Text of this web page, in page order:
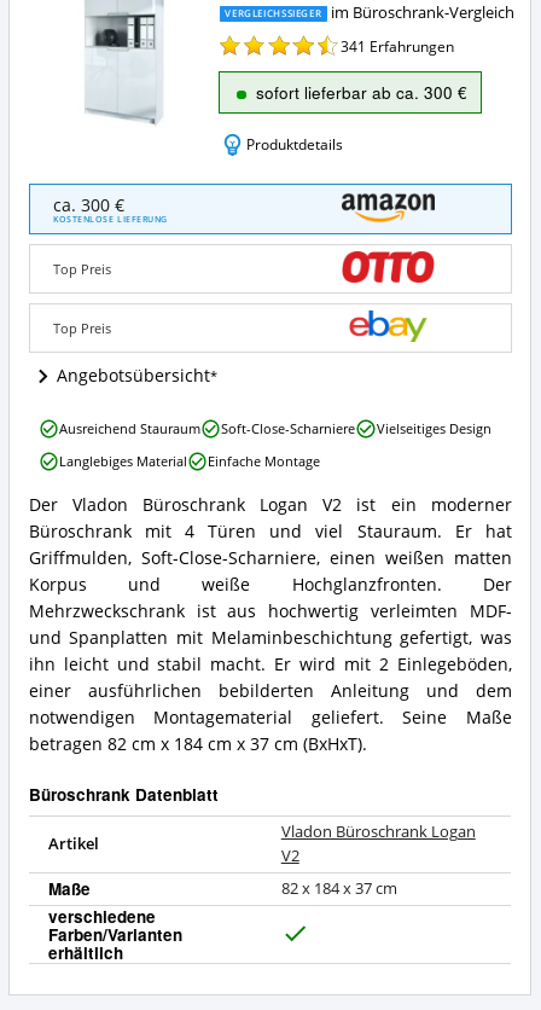
VERGLEICHSSIEGER im Büroschrank-Vergleich
341 Erfahrungen
sofort lieferbar ab ca. 300 €
Produktdetails
Büroschrank
Logan
Angebote:
Wo
dieser
Büroschrank
erhältlich?
ca. 300 €
KOSTENLOSE LIEFERUNG
Top Preis
Top Preis
Angebotsübersicht
Vladon
Büroschrank
Logan
V2
Zusammenfassung:
Was
bietet
dieser
Büroschrank?
Der Vladon Büroschrank Logan V2 ist ein moderner
Büroschrank mit 4 Türen und viel Stauraum. Er hat
Griffmulden, Soft-Close-Scharniere, einen weißen matten
Korpus und weiße Hochglanzfronten. Der
Mehrzweckschrank ist aus hochwertig verleimten MDF-
und Spanplatten mit Melaminbeschichtung gefertigt, was
ihn leicht und stabil macht. Er wird mit 2 Einlegeböden,
einer ausführlichen bebilderten Anleitung und dem
notwendigen Montagematerial geliefert. Seine Maße
betragen 82 cm x 184 cm x 37 cm (BxHxT).
Büroschrank Datenblatt
Artikel
Vladon Büroschrank Logan
V2
Maße 82 x 184 x 37 cm
verschiedene
Farben/Varianten
erhältlich
a
Vladon
Büroschrank
Logan
Vorteile:
Was
spricht
für
diesen
Büroschrank?
Ausreichend Stauraum Soft-Close-Scharniere
Vielseitiges Design
Langlebiges Material
Einfache Montage